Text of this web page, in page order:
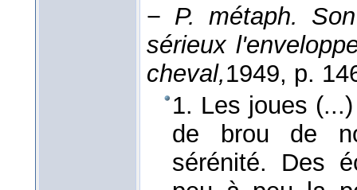
− P. métaph.
sérieux
cheval,1949, p.
1. Les joues
de brou de
sérénité. Des